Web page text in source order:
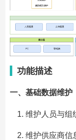
功能描述
一、基础数据维护
维护人员与组
维护供应商信